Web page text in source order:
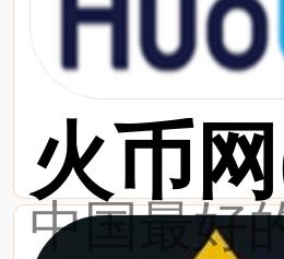
火币
中国最好